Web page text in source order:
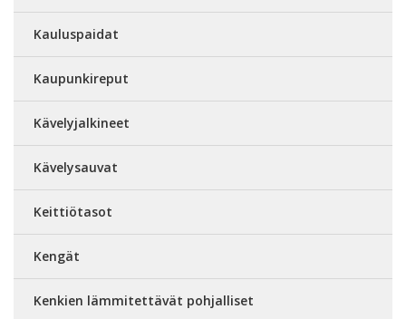
Kauluspaidat
Kaupunkireput
Kävelyjalkineet
Kävelysauvat
Keittiötasot
Kengät
Kenkien lämmitettävät pohjalliset